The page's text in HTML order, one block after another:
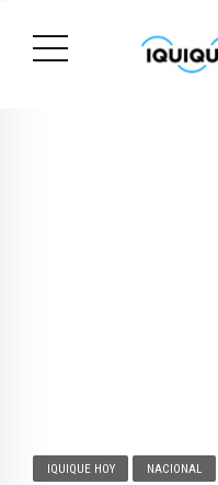
IQUIQUE HOY NACIONAL